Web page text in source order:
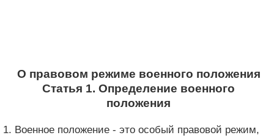
О правовом режиме военного положения
Статья 1. Определение военного
положения
1. Военное положение - это особый правовой режим,